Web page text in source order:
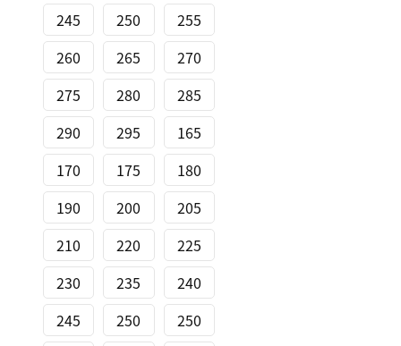
245
250
255
260
265
270
275
280
285
290
295
165
170
175
180
190
200
205
210
220
225
230
235
240
245
250
250